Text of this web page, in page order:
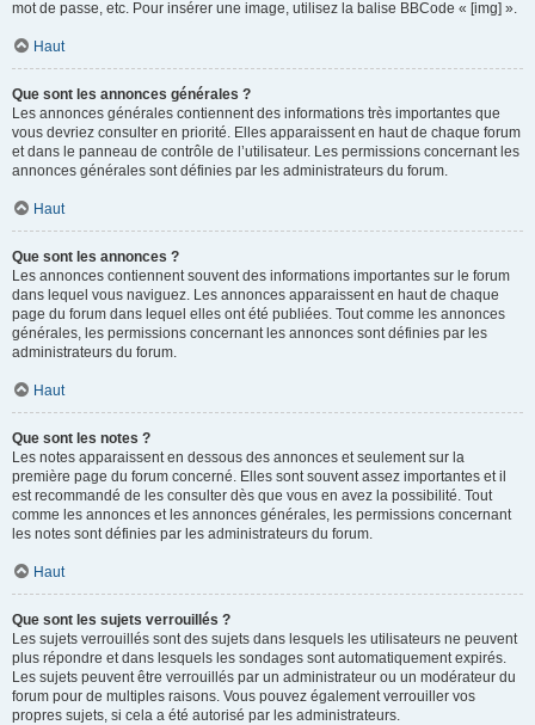
mot de passe, etc. Pour insérer une image, utilisez la balise BBCode « [img] ».
Haut
Que sont les annonces générales ?
Les annonces générales contiennent des informations très importantes que
vous devriez consulter en priorité. Elles apparaissent en haut de chaque forum
et dans le panneau de contrôle de l’utilisateur. Les permissions concernant les
annonces générales sont définies par les administrateurs du forum.
Haut
Que sont les annonces ?
Les annonces contiennent souvent des informations importantes sur le forum
dans lequel vous naviguez. Les annonces apparaissent en haut de chaque
page du forum dans lequel elles ont été publiées. Tout comme les annonces
générales, les permissions concernant les annonces sont définies par les
administrateurs du forum.
Haut
Que sont les notes ?
Les notes apparaissent en dessous des annonces et seulement sur la
première page du forum concerné. Elles sont souvent assez importantes et il
est recommandé de les consulter dès que vous en avez la possibilité. Tout
comme les annonces et les annonces générales, les permissions concernant
les notes sont définies par les administrateurs du forum.
Haut
Que sont les sujets verrouillés ?
Les sujets verrouillés sont des sujets dans lesquels les utilisateurs ne peuvent
plus répondre et dans lesquels les sondages sont automatiquement expirés.
Les sujets peuvent être verrouillés par un administrateur ou un modérateur du
forum pour de multiples raisons. Vous pouvez également verrouiller vos
propres sujets, si cela a été autorisé par les administrateurs.